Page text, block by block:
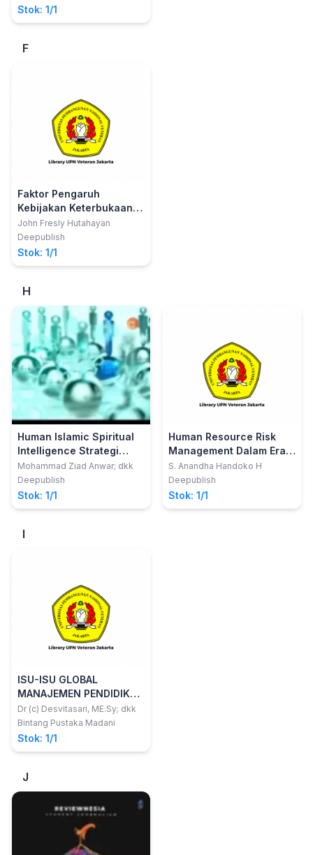
Management Approach
Stok: 1/1
F
Faktor Pengaruh
Kebijakan Keterbukaan
Informasi Dan Kinerja
Pelayanan Publik (Studi
Pada Pemerintah Provinsi
DKI Jakarta)
John Fresly Hutahayan
Deepublish
Stok: 1/1
H
Human Islamic Spiritual
Intelligence Strategi
dalam Peningkatan
Kinerja Sumber Daya
Manusia
Mohammad Ziad Anwar; dkk
Deepublish
Stok: 1/1
Human Resource Risk
Management Dalam Era
Revolusi Industri 4.0
S. Anandha Handoko H
Deepublish
Stok: 1/1
I
ISU-ISU GLOBAL
MANAJEMEN PENDIDIKAN
ISLAM
Dr (c) Desvitasari, ME.Sy; dkk
Bintang Pustaka Madani
Stok: 1/1
J